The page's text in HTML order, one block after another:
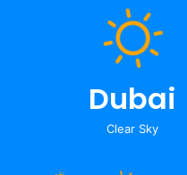
Dubai
Clear Sky